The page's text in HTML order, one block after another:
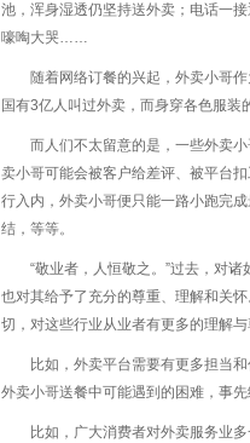
池，浑身湿透仍坚持送外卖；电话一
嚎啕大哭……
随着网络订餐的兴起，外卖小哥
国有3亿人叫过外卖，而身穿各色服装
而人们不太留意的是，一些外卖
卖小哥可能会被客户给差评、被平台
行入内，外卖小哥便只能一路小跑完
结，等等。
“敬业者，人恒敬之。”过去，对
也对其给予了充分的尊重、理解和关
切，对这些行业从业者有更多的理解
比如，外卖平台需要有更多担当
外卖小哥送餐中可能遇到的困难，事
比如，广大消费者对外卖服务业